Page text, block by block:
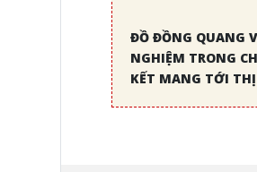
ĐỒ ĐỒNG QUANG
NGHIỆM TRONG
KẾT MANG TỚI